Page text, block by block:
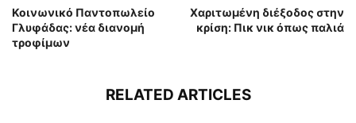
Κοινωνικό Παντοπωλείο
Γλυφάδας: νέα διανομή
τροφίμων
Χαριτωμένη διέξοδος στην
κρίση: Πικ νικ όπως παλιά
RELATED ARTICLES